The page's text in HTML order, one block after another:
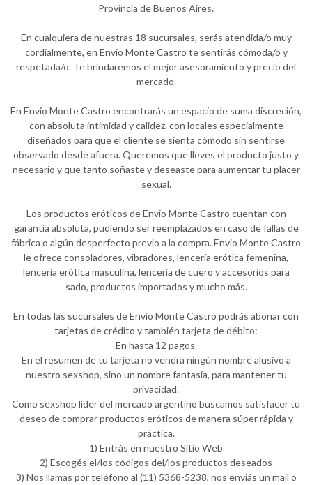
Provincia de Buenos Aires.
En cualquiera de nuestras 18 sucursales, serás atendida/o muy
cordialmente, en Envio Monte Castro te sentirás cómoda/o y
respetada/o. Te brindaremos el mejor asesoramiento y precio del
mercado.
En Envio Monte Castro encontrarás un espacio de suma discreción,
con absoluta intimidad y calidez, con locales especialmente
diseñados para que el cliente se sienta cómodo sin sentirse
observado desde afuera. Queremos que lleves el producto justo y
necesario y que tanto soñaste y deseaste para aumentar tu placer
sexual.
Los productos eróticos de Envio Monte Castro cuentan con
garantía absoluta, pudiendo ser reemplazados en caso de fallas de
fábrica o algún desperfecto previo a la compra. Envio Monte Castro
le ofrece consoladores, vibradores, lencería erótica femenina,
lencería erótica masculina, lencería de cuero y accesorios para
sado, productos importados y mucho más.
En todas las sucursales de Envio Monte Castro podrás abonar con
tarjetas de crédito y también tarjeta de débito:
En hasta 12 pagos.
En el resumen de tu tarjeta no vendrá ningún nombre alusivo a
nuestro sexshop, sino un nombre fantasía, para mantener tu
privacidad.
Como sexshop líder del mercado argentino buscamos satisfacer tu
deseo de comprar productos eróticos de manera súper rápida y
práctica.
1) Entrás en nuestro Sitio Web
2) Escogés el/los códigos del/los productos deseados
3) Nos llamas por teléfono al (11) 5368-5238, nos enviás un mail o